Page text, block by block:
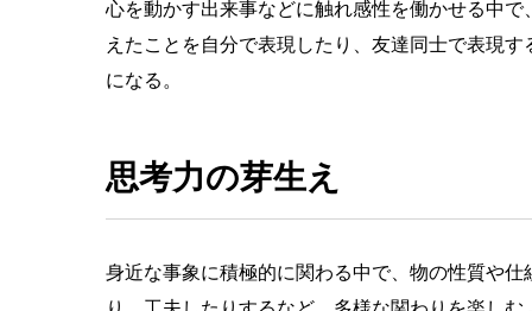
心を動かす出来事などに触れ感性を働かせる中
えたことを自分で表現したり、友達同士で表現
になる。
思考力の芽生え
身近な事象に積極的に関わる中で、物の性質や